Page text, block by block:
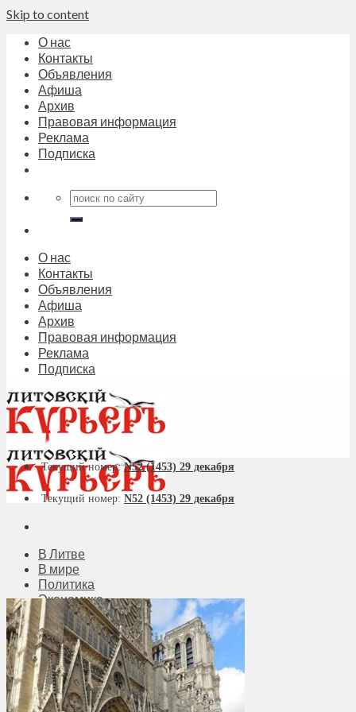
Skip to content
О нас
Контакты
Объявления
Афиша
Архив
Правовая информация
Реклама
Подписка
О нас
Контакты
Объявления
Афиша
Архив
Правовая информация
Реклама
Подписка
В Литве
В мире
Политика
Экономика
Бизнес
Общество
Мнения
Вильнюс
Клайпеда
Висагинас
Регионы
Текущий номер:N52 (1453) 29 декабря
Текущий номер: N52 (1453) 29 декабря